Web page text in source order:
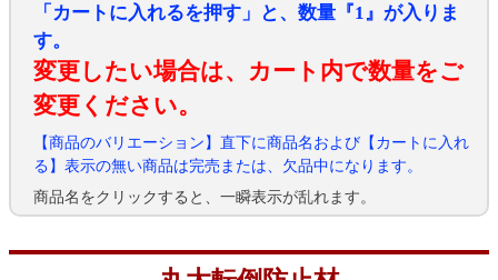
「カートに入れるを押す」と、数量『1』が入りま
す。
変更したい場合は、カート内で数量をご
変更ください。
【商品のバリエーション】直下に商品名および【カートに入れ
る】表示の無い商品は完売または、欠品中になります。
商品名をクリックすると、一瞬表示が乱れます。